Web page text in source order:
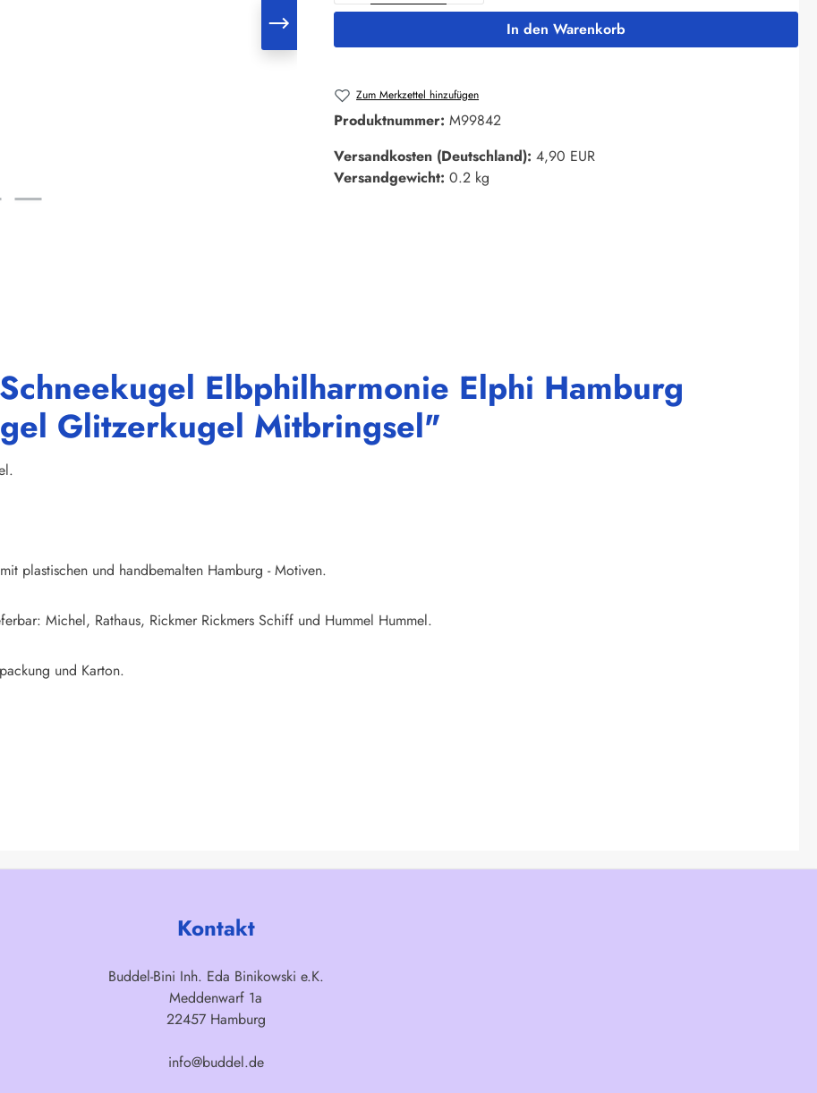
In den Warenkorb
Zum Merkzettel hinzufügen
Produktnummer: M99842
Versandkosten (Deutschland): 4,90 EUR
Versandgewicht: 0.2 kg
Elbphilharmonie Elphi Hamburg
Glitzerkugel Mitbringsel"
plastischen und handbemalten Hamburg - Motiven.
Michel, Rathaus, Rickmer Rickmers Schiff und Hummel Hummel.
und Karton.
Kontakt
Buddel-Bini Inh. Eda Binikowski e.K.
Meddenwarf 1a
22457 Hamburg
info@buddel.de